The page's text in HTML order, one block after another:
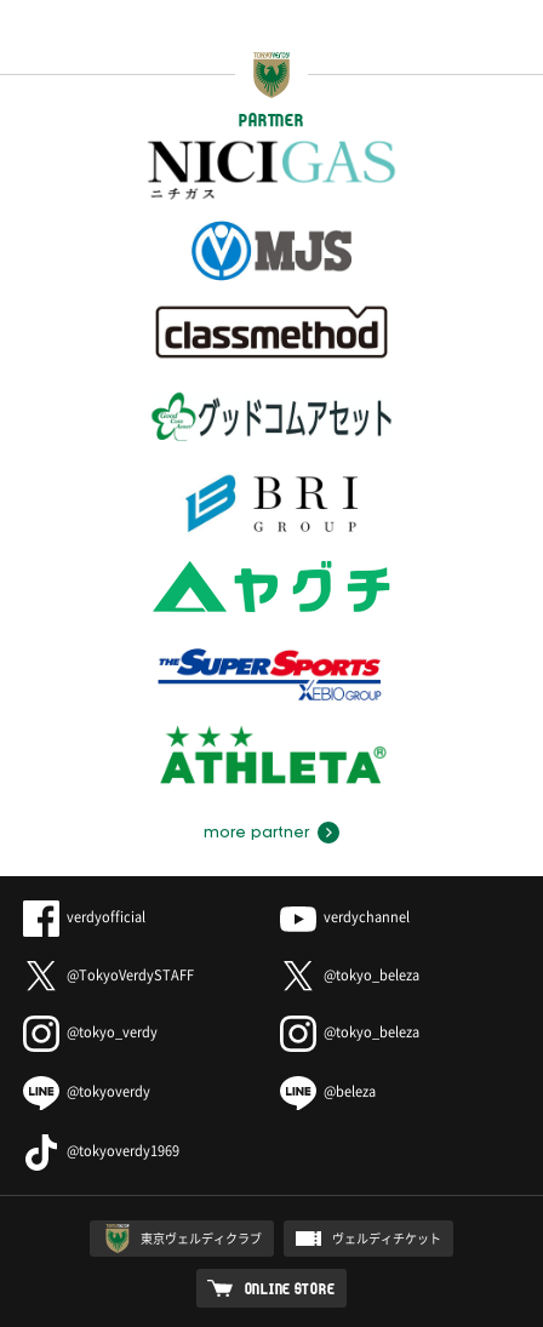
PARTNER
more partner
verdyofficial verdychannel
@TokyoVerdySTAFF @tokyo_beleza
@tokyo_verdy @tokyo_beleza
@tokyoverdy @beleza
@tokyoverdy1969
東京ヴェルディクラブ ヴェルディチケット
ONLINE STORE